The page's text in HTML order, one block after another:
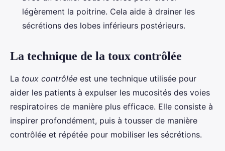
légèrement la poitrine. Cela aide à drainer les
sécrétions des lobes inférieurs postérieurs.
La technique de la toux contrôlée
La toux contrôlée est une technique utilisée pour
aider les patients à expulser les mucosités des voies
respiratoires de manière plus efficace. Elle consiste à
inspirer profondément, puis à tousser de manière
contrôlée et répétée pour mobiliser les sécrétions.